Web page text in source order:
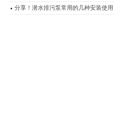
使用优势
分享！潜水排污泵常用的几种安装使用